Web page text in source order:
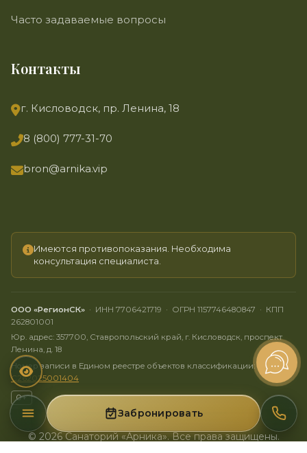
Часто задаваемые вопросы
Контакты
г. Кисловодск, пр. Ленина, 18
8 (800) 777-31-70
bron@arnika.vip
Имеются противопоказания. Необходима
консультация специалиста.
ООО «РегионСК» · ИНН 7706421719 · ОГРН 1157746480847 · КПП
262801001
Юр. адрес: 357700, Ставропольский край, г. Кисловодск, проспект
Ленина, д. 18
Номер записи в Едином реестре объектов классификации:
C262025001404
0+
© 2026 Санаторий «Арника». Все права защищены.
Меню Забронировать
8 (800) 777-31-70